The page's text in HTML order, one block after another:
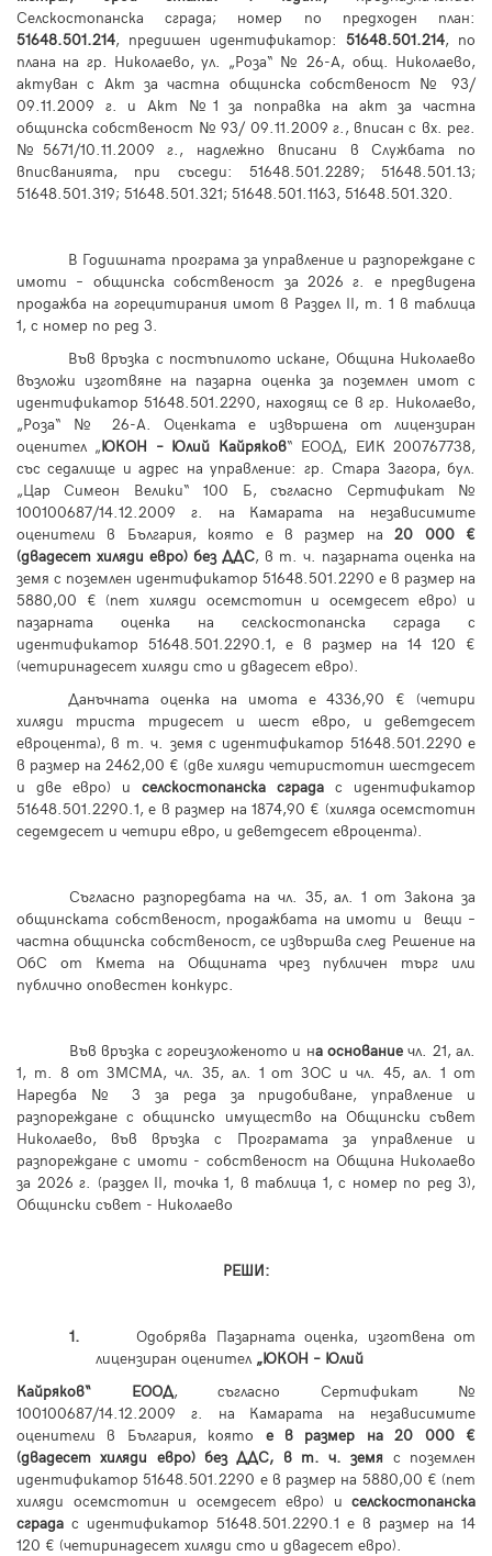
Селскостопанска сграда; номер по предходен план:
51648.501.214, предишен идентификатор: 51648.501.214, по
плана на гр. Николаево, ул. „Роза“ № 26-А, общ. Николаево,
актуван с Акт за частна общинска собственост № 93/
09.11.2009 г. и Акт №1 за поправка на акт за частна
общинска собственост № 93/ 09.11.2009 г., вписан с вх. рег.
№5671/10.11.2009 г., надлежно вписани в Службата по
вписванията, при съседи: 51648.501.2289; 51648.501.13;
51648.501.319; 51648.501.321; 51648.501.1163, 51648.501.320.
В Годишната програма за управление и разпореждане с
имоти – общинска собственост за 2026 г. е предвидена
продажба на горецитирания имот в Раздел II, т. 1 в таблица
1, с номер по ред 3.
Във връзка с постъпилото искане, Община Николаево
възложи изготвяне на пазарна оценка за поземлен имот с
идентификатор 51648.501.2290, находящ се в гр. Николаево,
„Роза“ № 26-А. Оценката е извършена от лицензиран
оценител „ЮКОН – Юлий Кайряков“ ЕООД, ЕИК 200767738,
със седалище и адрес на управление: гр. Стара Загора, бул.
„Цар Симеон Велики“ 100 Б, съгласно Сертификат №
100100687/14.12.2009 г. на Камарата на независимите
оценители в България, която е в размер на20 000 €
(двадесет хиляди евро) без ДДС, в т. ч. пазарната оценка на
земя с поземлен идентификатор 51648.501.2290 е в размер на
5880,00 € (пет хиляди осемстотин и осемдесет евро) и
пазарната оценка на селскостопанска сграда с
идентификатор 51648.501.2290.1, е в размер на 14 120 €
(четиринадесет хиляди сто и двадесет евро).
Данъчната оценка на имота е 4336,90 € (четири
хиляди триста тридесет и шест евро, и деветдесет
евроцента), в т. ч. земя с идентификатор 51648.501.2290 е
в размер на 2462,00 € (две хиляди четиристотин шестдесет
и две евро) и селскостопанска сграда с идентификатор
51648.501.2290.1, е в размер на 1874,90 € (хиляда осемстотин
седемдесет и четири евро, и деветдесет евроцента).
Съгласно разпоредбата на чл. 35, ал. 1 от Закона за
общинската собственост, продажбата на имоти и вещи –
частна общинска собственост, се извършва след Решение на
ОбС от Кмета на Общината чрез публичен търг или
публично оповестен конкурс.
Във връзка с гореизложеното и на основание чл. 21, ал.
1, т. 8 от ЗМСМА, чл. 35, ал. 1 от ЗОС и чл. 45, ал. 1 от
Наредба № 3 за реда за придобиване, управление и
разпореждане с общинско имущество на Общински съвет
Николаево, във връзка с Програмата за управление и
разпореждане с имоти - собственост на Община Николаево
за 2026 г. (раздел II, точка 1, в таблица 1, с номер по ред 3),
Общински съвет - Николаево
РЕШИ:
1.
Одобрява Пазарната оценка, изготвена от
лицензиран оценител „ЮКОН – Юлий
Кайряков“ ЕООД, съгласно Сертификат №
100100687/14.12.2009 г. на Камарата на независимите
оценители в България, която е в размер на 20 000 €
(двадесет хиляди евро) без ДДС, в т. ч. земя с поземлен
идентификатор 51648.501.2290 е в размер на 5880,00 € (пет
хиляди осемстотин и осемдесет евро) и селскостопанска
сграда с идентификатор 51648.501.2290.1 е в размер на 14
120 € (четиринадесет хиляди сто и двадесет евро).